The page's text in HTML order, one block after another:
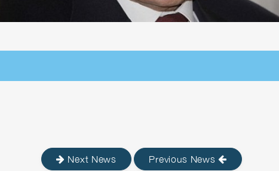
Next News Previous News